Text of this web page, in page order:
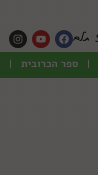
ספר הכרובית